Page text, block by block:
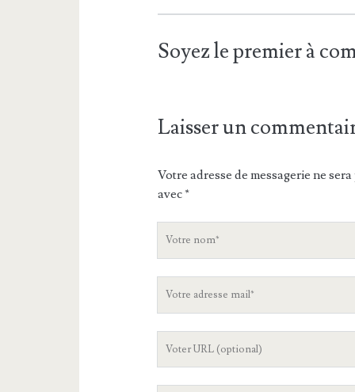
Soyez le premier à
Laisser un
Votre adresse de messagerie ne
avec*
V
n
m
V
a
L